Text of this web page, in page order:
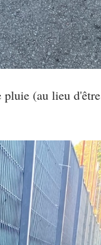
pluie (au lieu d'être